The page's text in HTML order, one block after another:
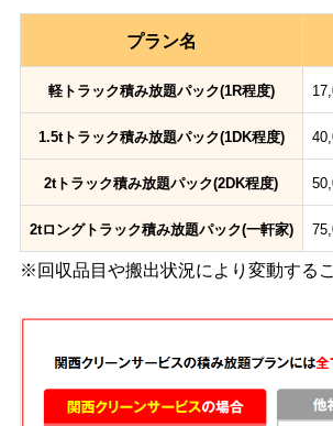
プラン名
軽トラック積み放題パック(1R程度)
1.5tトラック積み放題パック(1DK程度)
2tトラック積み放題パック(2DK程度)
2tロングトラック積み放題パック(一軒家)
※回収品目や搬出状況により変動する